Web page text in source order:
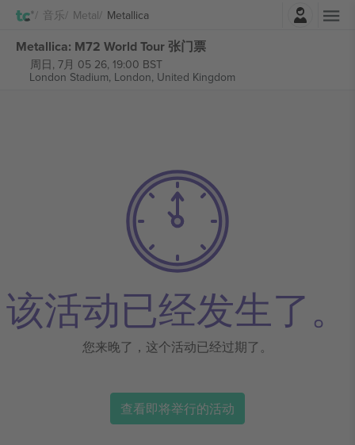
音乐 Metal Metallica
Metallica: M72 World Tour 张门票
周日, 7月 05 26, 19:00 BST
London Stadium, London, United Kingdom
该活动已经发生了。
您来晚了，这个活动已经过期了。
查看即将举行的活动